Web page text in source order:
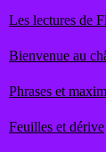
Les lectures de
Bienvenue au
Phrases et
Feuilles et dérive